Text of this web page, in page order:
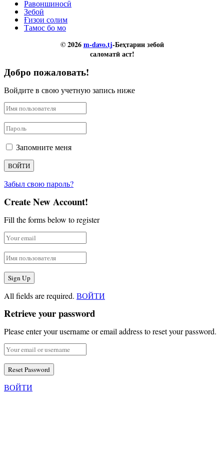
Равоншиносӣ
Зебоӣ
Ғизои солим
Тамос бо мо
© 2026m-davo.tj-Беҳтарин зебоӣ
саломатӣ аст!
Добро пожаловать!
Войдите в свою учетную запись ниже
Запомните меня
Забыл свою пароль?
Create New Account!
Fill the forms below to register
All fields are required. ВОЙТИ
Retrieve your password
Please enter your username or email address to reset your password.
ВОЙТИ